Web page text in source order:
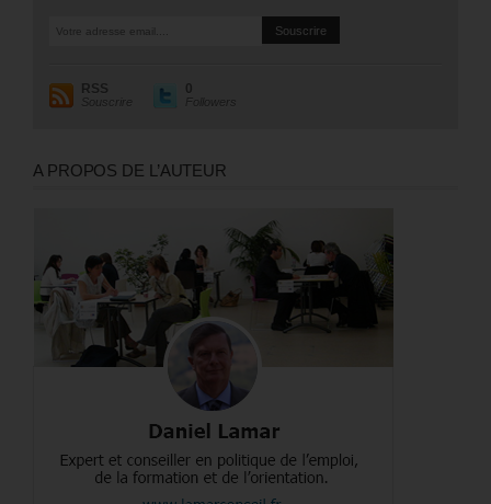
RSS
Souscrire
0
Followers
A PROPOS DE L’AUTEUR